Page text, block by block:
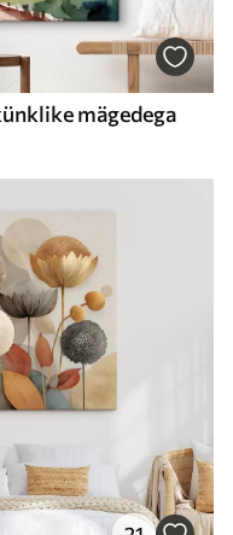
mägedega